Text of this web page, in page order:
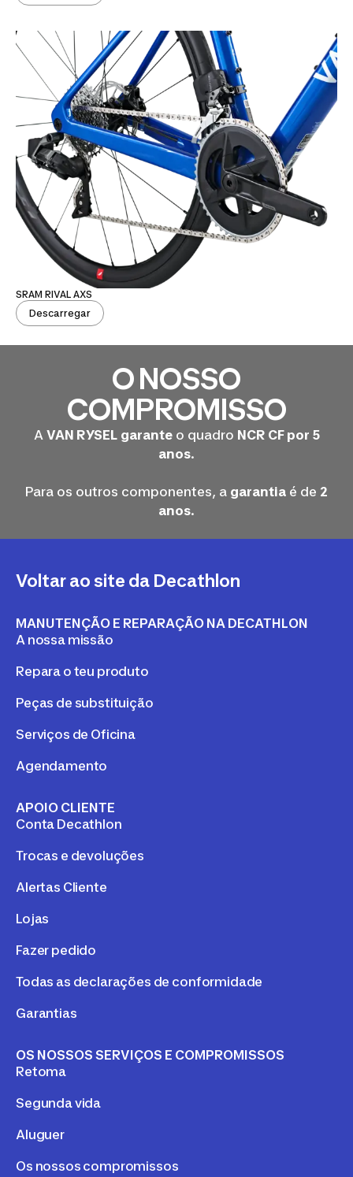
SRAM RIVAL AXS
Descarregar
O NOSSO
COMPROMISSO
A VAN RYSEL garanteo quadro NCR CF por 5
anos.
Para os outros componentes, a garantia é de 2
anos.
Voltar ao site da Decathlon
MANUTENÇÃO E REPARAÇÃO NA DECATHLON
A nossa missão
Repara o teu produto
Peças de substituição
Serviços de Oficina
Agendamento
APOIO CLIENTE
Conta Decathlon
Trocas e devoluções
Alertas Cliente
Lojas
Fazer pedido
Todas as declarações de conformidade
Garantias
OS NOSSOS SERVIÇOS E COMPROMISSOS
Retoma
Segunda vida
Aluguer
Os nossos compromissos